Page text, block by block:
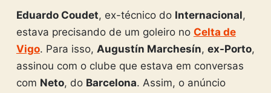
Eduardo Coudet, ex-técnico do Internacional,
estava precisando de um goleiro no Celta de
Vigo. Para isso, Augustín Marchesín, ex-Porto,
assinou com o clube que estava em conversas
com Neto, do Barcelona. Assim, o anúncio